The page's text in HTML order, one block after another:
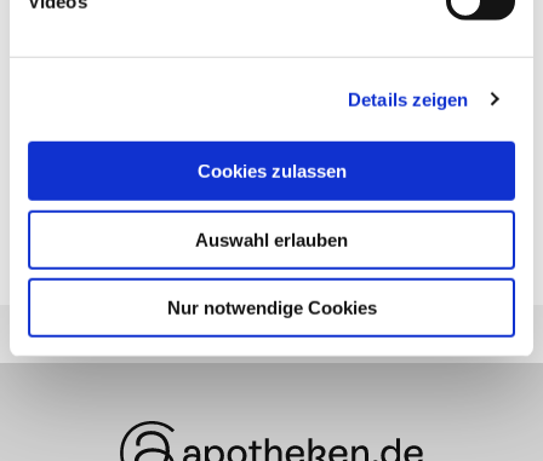
Details zeigen
Cookies zulassen
Auswahl erlauben
Nur notwendige Cookies
Nächster Artikel
Die Möglichkeiten der
Sterilitätstherapie im
Überblick